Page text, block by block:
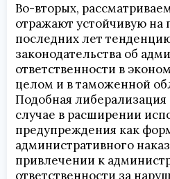
Во-вторых,
отражают устойчивую на
последних лет
законодательства об
ответственности в
целом и в таможенной
Подобная
случае в расширении
предупреждения как
административного
привлечении к
ответственности за